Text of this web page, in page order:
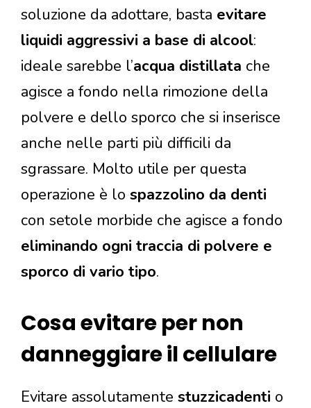
soluzione da adottare, basta evitare
liquidi aggressivi a base di alcool:
ideale sarebbe l’acqua distillata che
agisce a fondo nella rimozione della
polvere e dello sporco che si inserisce
anche nelle parti più difficili da
sgrassare. Molto utile per questa
operazione è lo spazzolino da denti
con setole morbide che agisce a fondo
eliminando ogni traccia di polvere e
sporco di vario tipo.
Cosa evitare per non
danneggiare il cellulare
Evitare assolutamente stuzzicadenti o